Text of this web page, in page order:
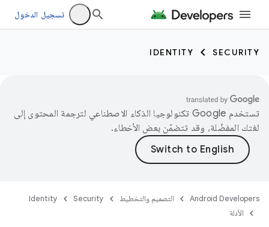
تسجيل الدخول
SECURITY
IDENTITY
تستخدم Google تكنولوجيا الذكاء الاصطناعي لترجمة المحتوى إلى
لغتك المفضّلة، وقد تتضمّن بعض الأخطاء.
Android Developers التصميم والتخطيط Security
Identity
الأدلة